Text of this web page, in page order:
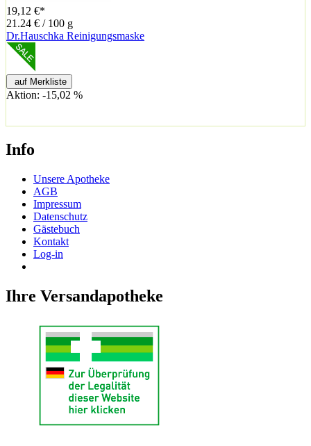
19,12 €*
21.24 € / 100 g
Dr.Hauschka Reinigungsmaske
auf Merkliste
Aktion: -15,02 %
Info
Unsere Apotheke
AGB
Impressum
Datenschutz
Gästebuch
Kontakt
Log-in
Ihre Versandapotheke